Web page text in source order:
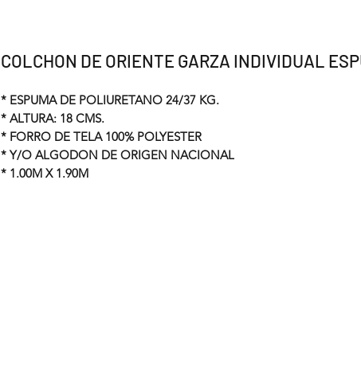
COLCHON DE ORIENTE GARZA INDIVIDUAL
* ESPUMA DE POLIURETANO 24/37 KG.
* ALTURA: 18 CMS.
* FORRO DE TELA 100% POLYESTER
* Y/O ALGODON DE ORIGEN NACIONAL
* 1.00M X 1.90M